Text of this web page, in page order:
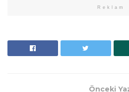
Reklam
Önceki